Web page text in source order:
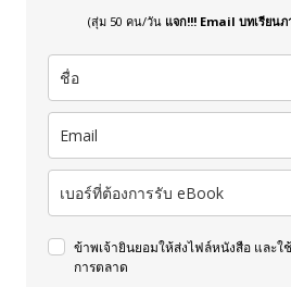
(สุ่ม 50 คน/วัน แจก!!! Email บทเรียนภ
ข้าพเจ้ายินยอมให้ส่งไฟล์หนังสือ และใ
การตลาด